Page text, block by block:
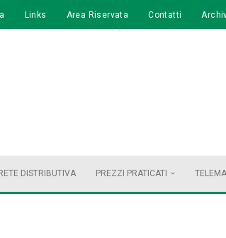
Links Area Riservata Contatti
RETE DISTRIBUTIVA PREZZI PRATICATI